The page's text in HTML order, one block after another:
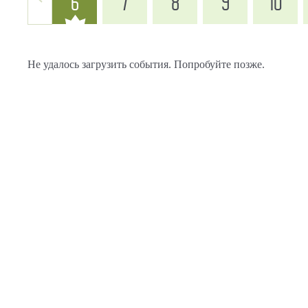
Не удалось загрузить события. Попробуйте позже.